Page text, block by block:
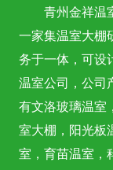
青州金祥温室
一家集温室大棚
务于一体，可设
温室公司，公司
有文洛玻璃温室
室大棚，阳光板
室，育苗温室，